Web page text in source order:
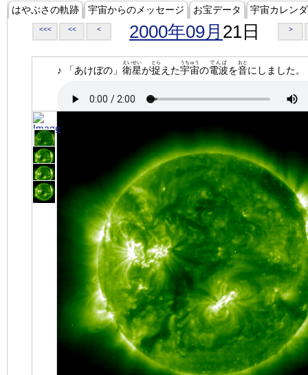
はやぶさの軌跡 宇宙からのメッセージ お宝データ 宇宙カレン
<<< << < 2000年09月 21日 >
♪ 「あけぼの」 衛星
えいせい
が捉
とら
えた宇宙
うちゅう
の電波
でんぱ
を音
おと
にしました。